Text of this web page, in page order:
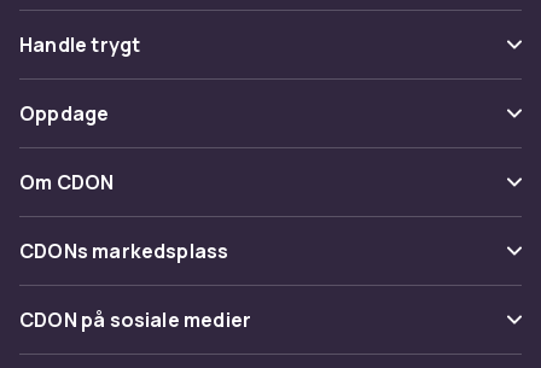
Vanlige spørsmål
Spor pakke
Angre & returner her
Kontakt oss
Handle trygt
Betaling
Levering
Tilbakekallinger
Oppdage
Kategorier
Varemerker
Om CDON
Om oss
Kundeanmeldelser
Jobbe på CDON
CDONs markedsplass
Merchant Help Center
CDON på sosiale medier